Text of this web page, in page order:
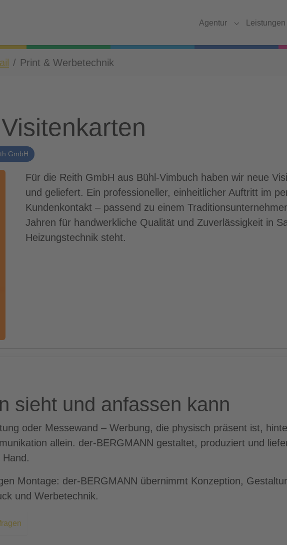
Agentur
Submenu for
Leistungen
Print & Werbetechnik
GmbH
Für die Reith GmbH aus Bühl-Vimbuch haben wir neue
und geliefert. Ein professioneller, einheitlicher Auftritt im
Kundenkontakt – passend zu einem
Jahren für handwerkliche Qualität und Zuverlässigkeit in
Heizungstechnik steht.
sieht und anfassen kann
oder Messewand – Werbung, die physisch präsent ist,
allein. der-BERGMANN gestaltet, produziert und
Montage: der-BERGMANN übernimmt Konzeption,
und Werbetechnik.